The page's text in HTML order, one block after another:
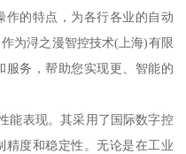
作的特点，为各行各业的自动
为浔之漫智控技术(上海)有限
服务，帮助您实现更、智能的
表现。其采用了国际数字控
精度和稳定性。无论是在工业